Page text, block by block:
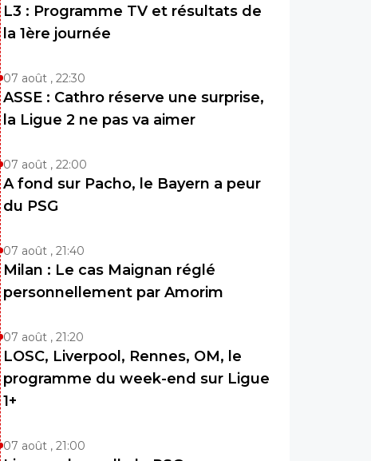
L3 : Programme TV et résultats de
la 1ère journée
07 août , 22:30
ASSE : Cathro réserve une surprise,
la Ligue 2 ne pas va aimer
07 août , 22:00
A fond sur Pacho, le Bayern a peur
du PSG
07 août , 21:40
Milan : Le cas Maignan réglé
personnellement par Amorim
07 août , 21:20
LOSC, Liverpool, Rennes, OM, le
programme du week-end sur Ligue
1+
07 août , 21:00